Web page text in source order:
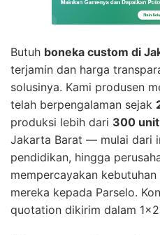
Butuh boneka custom di
terjamin dan harga
solusinya. Kami produsen
telah berpengalaman sejak
produksi lebih dari 300
Jakarta Barat — mulai dari
pendidikan, hingga
mempercayakan
mereka kepada Parselo.
quotation dikirim dalam